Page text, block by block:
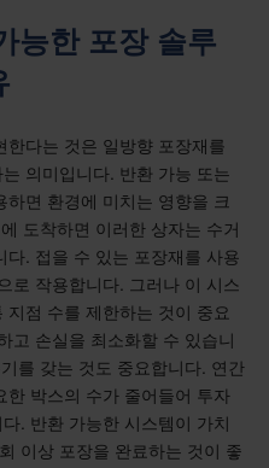
능한 포장 솔루
다는 것은 일방향 포장재를
의미입니다. 반환 가능 또는
면 환경에 미치는 영향을 크
도착하면 이러한 상자는 수거
. 접을 수 있는 포장재를 사용
로 작용합니다. 그러나 이 시스
점 수를 제한하는 것이 중요
고 손실을 최소화할 수 있습니
를 갖는 것도 중요합니다. 연간
박스의 수가 줄어들어 투자
. 반환 가능한 시스템이 가치
이상 포장을 완료하는 것이 좋